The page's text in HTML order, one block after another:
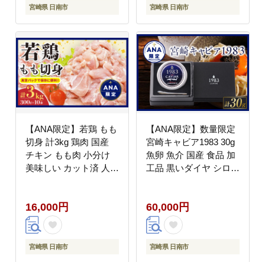
気 おすすめ ミヤチク
日南市 送料無料_D104-
25
宮崎県 日南市 宮崎県 日南市
【ANA限定】若鶏 もも
切身 計3kg 鶏肉 国産
チキン もも肉 小分け
美味しい カット済 人気
親子丼 から揚げ チキン
南蛮 焼肉 万能食材 簡
単調理 おすすめ ご褒美
記念日 お祝い 贈り物
16,000円
宮崎県 日南市
【ANA限定】数量限定
宮崎キャビア1983 30g
魚卵 魚介 国産 食品 加
工品 黒いダイヤ シロチ
褒美 記念日 お祝い パ
ーティー オードブル ギ
フト 贈り物 プレゼント
お取り寄せ グルメ おす
60,000円
宮崎県 日南市